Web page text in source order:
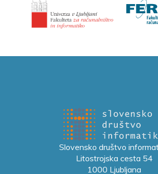
Slovensko društvo
Litostrojska cesta 54
1000 Ljubljana